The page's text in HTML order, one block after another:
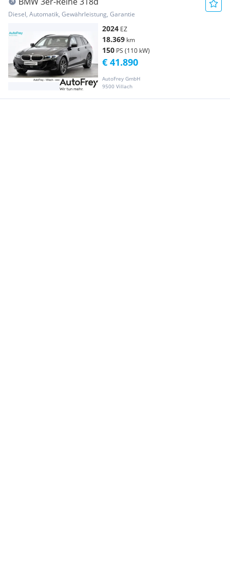
Diesel, Automatik, Gewährleistung, Garantie
2024 EZ
18.369 km
150 PS (110 kW)
AutoFrey GmbH
9500 Villach
€ 41.890